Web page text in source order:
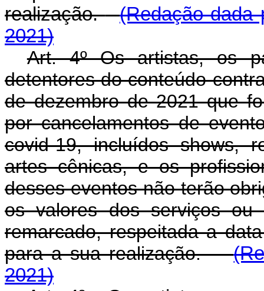
realização.
(Redação dada
2021)
Art. 4º Os artistas, os
detentores do conteúdo
de dezembro de 2021 que
por cancelamentos de
covid-19, incluídos shows,
artes cênicas, e os
desses eventos não terão
os valores dos serviços
remarcado, respeitada a
para a sua realização.
2021)